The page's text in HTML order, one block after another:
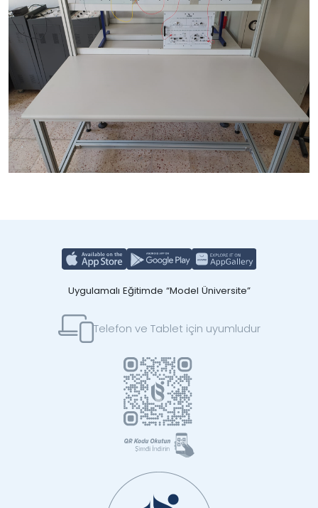
Uygulamalı Eğitimde “Model Üniversite”
Telefon ve Tablet için uyumludur